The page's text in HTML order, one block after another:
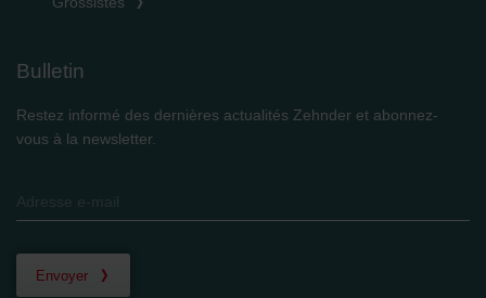
Bulletin
Restez informé des dernières actualités Zehnder et abonnez-
vous à la newsletter.
Envoyer